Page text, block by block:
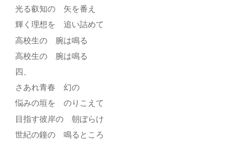
光る叡知の 矢を番え
輝く理想を 追い詰めて
高校生の 腕は鳴る
高校生の 腕は鳴る
四、
さあれ青春 幻の
悩みの垣を のりこえて
目指す彼岸の 朝ぼらけ
世紀の鐘の 鳴るところ